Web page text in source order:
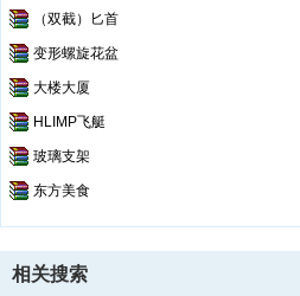
（双截）匕首
变形螺旋花盆
大楼大厦
HLIMP飞艇
玻璃支架
东方美食
相关搜索